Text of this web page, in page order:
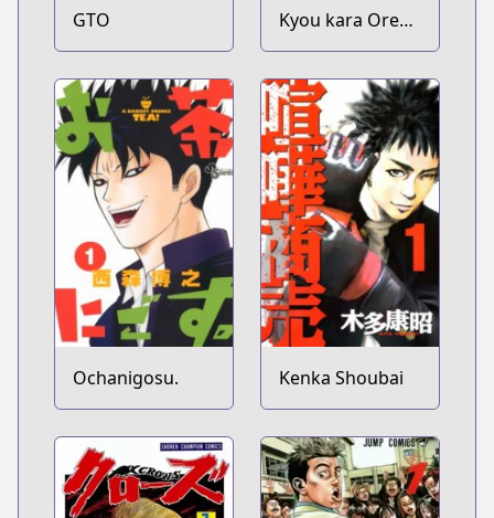
GTO
Kyou kara Ore
wa!!
Ochanigosu. Kenka Shoubai